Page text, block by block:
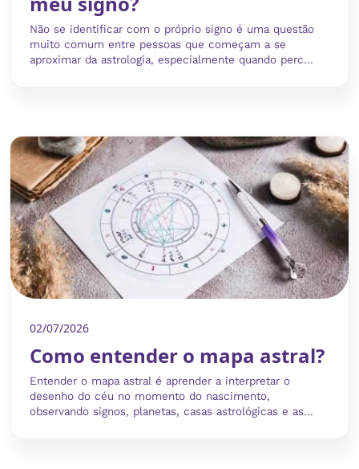
Não se identificar com o próprio signo é uma questão
muito comum entre pessoas que começam a se
aproximar da astrologia, especialmente quando perc...
02/07/2026
Como entender o mapa astral?
Entender o mapa astral é aprender a interpretar o
desenho do céu no momento do nascimento,
observando signos, planetas, casas astrológicas e as...